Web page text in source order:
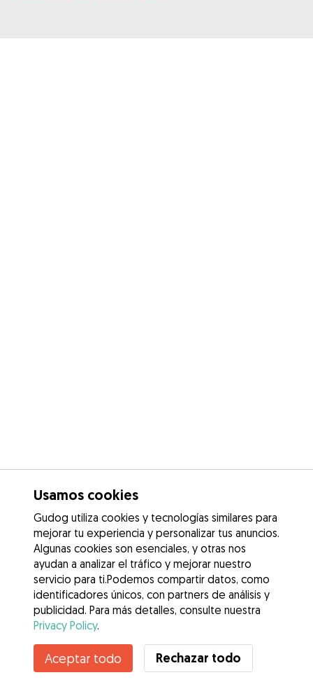
Usamos cookies
Gudog utiliza cookies y tecnologías similares para
mejorar tu experiencia y personalizar tus anuncios.
Algunas cookies son esenciales, y otras nos
ayudan a analizar el tráfico y mejorar nuestro
servicio para ti.Podemos compartir datos, como
identificadores únicos, con partners de análisis y
publicidad. Para más detalles, consulte nuestra
Privacy Policy.
Aceptar todo Rechazar todo